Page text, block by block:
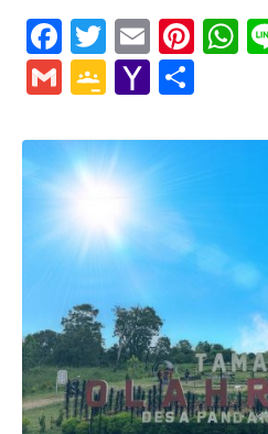
Facebook
Twitter
Email
GmailGoogle
Yahoo